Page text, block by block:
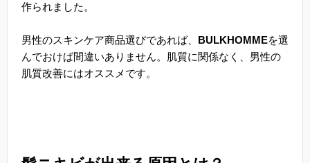
作られました。
男性のスキンケア商品選びであれば、 BULKHOMMEを選
んでおけば間違いありません。肌質に関係なく、男性の
肌質改善にはオススメです。